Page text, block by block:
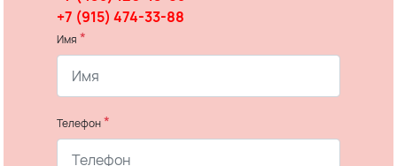
+7 (915) 474-33-88
Имя *
Телефон*